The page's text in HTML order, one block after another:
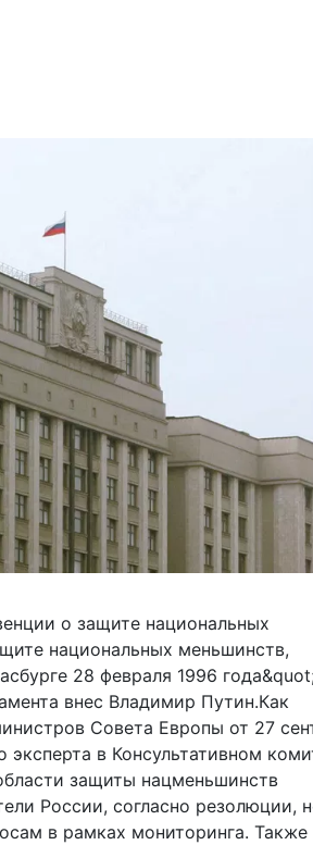
о защите национальных
национальных меньшинств,
28 февраля 1996
внес Владимир Путин.Как
Совета Европы от 27
в Консультативном
защиты нацменьшинств
России, согласно резолюции,
в рамках мониторинга. Также